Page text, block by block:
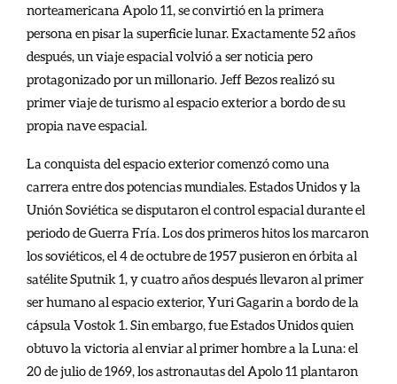
norteamericana Apolo 11, se convirtió en la primera
persona en pisar la superficie lunar. Exactamente 52 años
después, un viaje espacial volvió a ser noticia pero
protagonizado por un millonario. Jeff Bezos realizó su
primer viaje de turismo al espacio exterior a bordo de su
propia nave espacial.
La conquista del espacio exterior comenzó como una
carrera entre dos potencias mundiales. Estados Unidos y la
Unión Soviética se disputaron el control espacial durante el
periodo de Guerra Fría. Los dos primeros hitos los marcaron
los soviéticos, el 4 de octubre de 1957 pusieron en órbita al
satélite Sputnik 1, y cuatro años después llevaron al primer
ser humano al espacio exterior, Yuri Gagarin a bordo de la
cápsula Vostok 1. Sin embargo, fue Estados Unidos quien
obtuvo la victoria al enviar al primer hombre a la Luna: el
20 de julio de 1969, los astronautas del Apolo 11 plantaron